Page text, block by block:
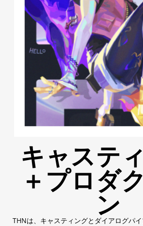
キャステ
＋プロダ
ン
THNは、キャスティングとダイアログパ